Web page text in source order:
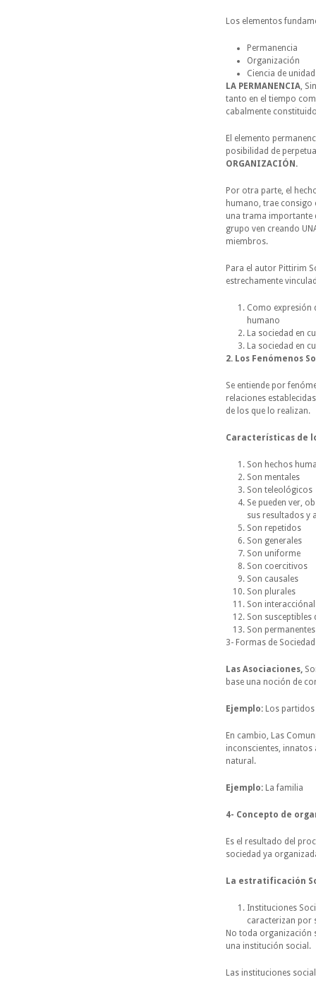
Los elementos
Permanencia
Organización
Ciencia de
LA PERMANENCIA,
tanto en el tiempo
cabalmente
El elemento
posibilidad de
ORGANIZACIÓN.
Por otra parte, el
humano, trae consigo
una trama importante
grupo ven creando
miembros.
Para el autor Pittirim
estrechamente
Como expresión
humano
La sociedad en
La sociedad en
2. Los Fenómenos
Se entiende por
relaciones
de los que lo realizan.
Características de
Son hechos
Son mentales
Son teleológicos
Se pueden ver,
sus resultados y
Son repetidos
Son generales
Son uniforme
Son coercitivos
Son causales
Son plurales
Son
Son
Son
3- Formas de Sociedad
Las Asociaciones,
base una noción de
Ejemplo: Los
En cambio, Las
inconscientes, innatos
natural.
Ejemplo: La familia
4- Concepto de
Es el resultado del
sociedad ya
La estratificación
Instituciones
caracterizan por
No toda organización
una institución social.
Las instituciones